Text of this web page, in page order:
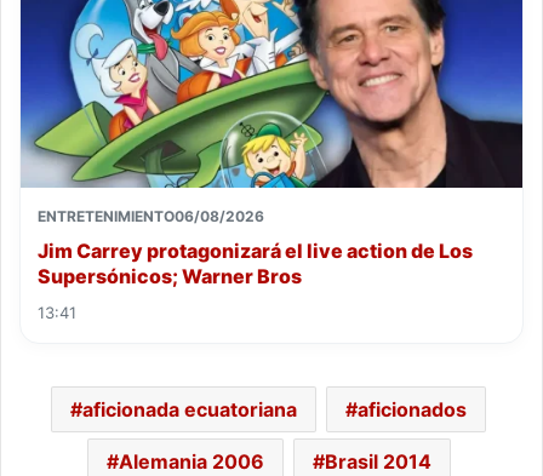
ENTRETENIMIENTO06/08/2026
Jim Carrey protagonizará el live action de Los
Supersónicos; Warner Bros
13:41
aficionada ecuatoriana aficionados
Alemania 2006 Brasil 2014